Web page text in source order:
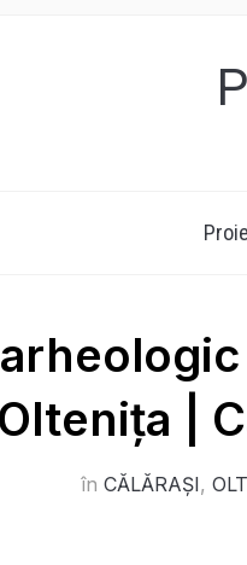
Oltenița |
în CĂLĂRAȘI,